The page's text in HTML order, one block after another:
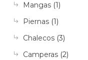
Mangas (1)
Piernas (1)
Chalecos (3)
Camperas (2)